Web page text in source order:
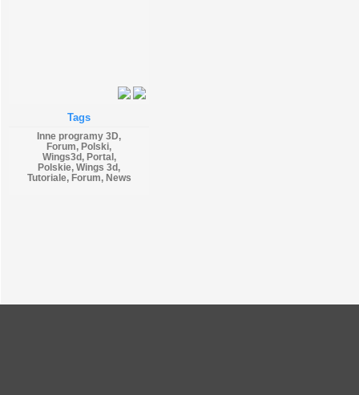
Tags
Inne programy 3D,
Forum, Polski,
Wings3d, Portal,
Polskie, Wings 3d,
Tutoriale, Forum, News